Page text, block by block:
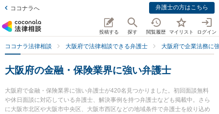
ココナラへ 弁護士の方はこちら
投稿する 探す 閲覧履歴 マイリスト ログイン
ココナラ法律相談 大阪府で法律相談できる弁護士 大阪府で企業法務に
大阪府の金融・保険業界に強い弁護士
大阪府で金融・保険業界に強い弁護士が420名見つかりました。初回面談無料
や休日面談に対応している弁護士、解決事例を持つ弁護士なども掲載中。さら
に大阪市北区や大阪市中央区、大阪市西区などの地域条件で弁護士を絞り込め